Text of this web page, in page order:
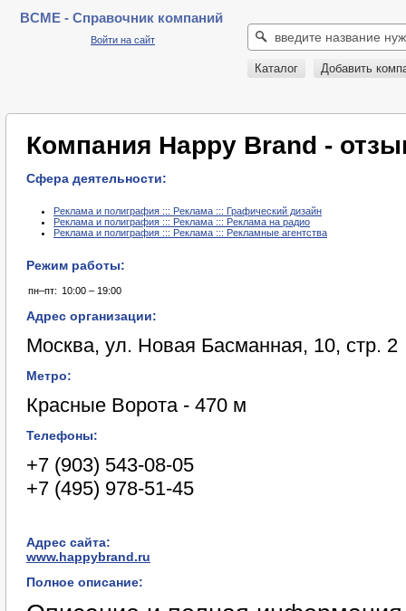
BCME - Справочник компаний
Войти на сайт
Каталог Добавить
Компания Happy Brand -
Сфера деятельности:
Реклама и полиграфия ::: Реклама ::: Графический дизайн
Реклама и полиграфия ::: Реклама ::: Реклама на радио
Реклама и полиграфия ::: Реклама ::: Рекламные агентства
Режим работы:
пн–пт: 10:00 – 19:00
Адрес организации:
Москва, ул. Новая Басманная, 10, стр. 2
Метро:
Красные Ворота - 470 м
Телефоны:
+7 (903) 543-08-05
+7 (495) 978-51-45
Адрес сайта:
www.happybrand.ru
Полное описание: